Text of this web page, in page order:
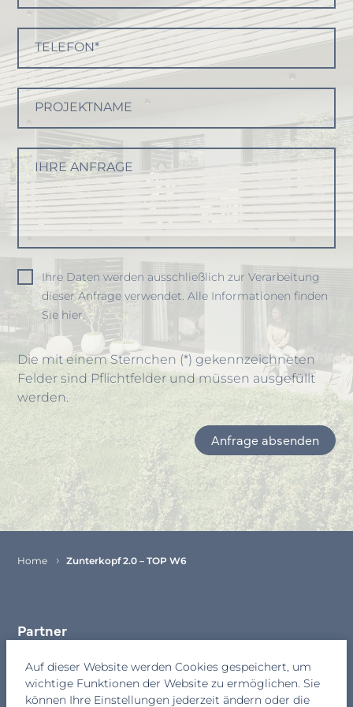
TELEFON*
PROJEKTNAME
IHRE ANFRAGE
Ihre Daten werden ausschließlich zur Verarbeitung
dieser Anfrage verwendet. Alle Informationen finden
Sie hier.
Die mit einem Sternchen (*) gekennzeichneten
Felder sind Pflichtfelder und müssen ausgefüllt
werden.
Anfrage absenden
Item
1
of
1
Auf dieser Website werden Cookies gespeichert, um
wichtige Funktionen der Website zu ermöglichen. Sie
können Ihre Einstellungen jederzeit ändern oder die
Home Zunterkopf 2.0 – TOP W6
Partner
Kontakt
Newsletter